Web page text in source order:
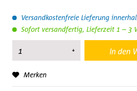
Versandkostenfreie Lieferung
Sofort versandfertig, Lieferzeit 1 – 3
In den
Merken